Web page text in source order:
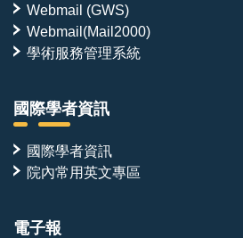
Webmail (GWS)
Webmail(Mail2000)
學術服務管理系統
國際學者資訊
國際學者資訊
院內常用英文專區
電子報